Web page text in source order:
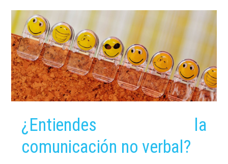
¿Entiendes la
comunicación no verbal?